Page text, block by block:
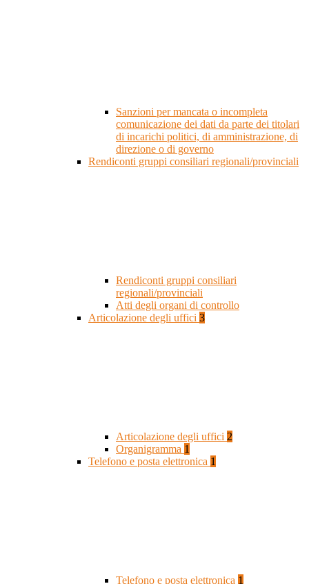
Sanzioni per mancata o incompleta
comunicazione dei dati da parte dei titolari
di incarichi politici, di amministrazione, di
direzione o di governo
Rendiconti gruppi consiliari regionali/provinciali
Rendiconti gruppi consiliari
regionali/provinciali
Atti degli organi di controllo
Articolazione degli uffici 3
Articolazione degli uffici 2
Organigramma 1
Telefono e posta elettronica 1
Telefono e posta elettronica 1